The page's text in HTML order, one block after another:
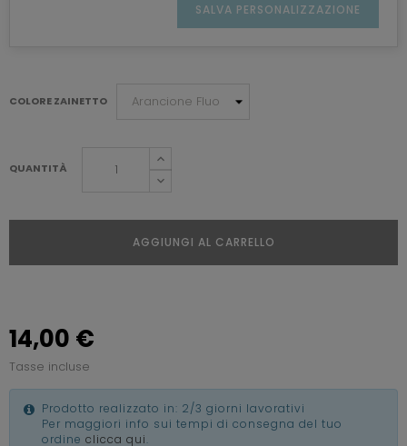
SALVA PERSONALIZZAZIONE
COLORE ZAINETTO
QUANTITÀ
AGGIUNGI AL CARRELLO
14,00 €
Tasse incluse
Prodotto realizzato in: 2/3 giorni lavorativi
Per maggiori info sui tempi di consegna del tuo
ordine clicca qui.